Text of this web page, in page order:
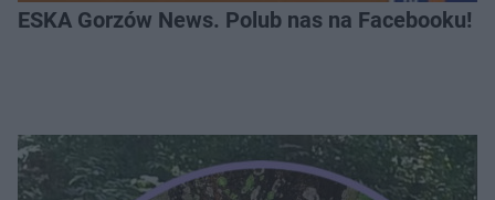
ESKA Gorzów News. Polub nas na Facebooku!